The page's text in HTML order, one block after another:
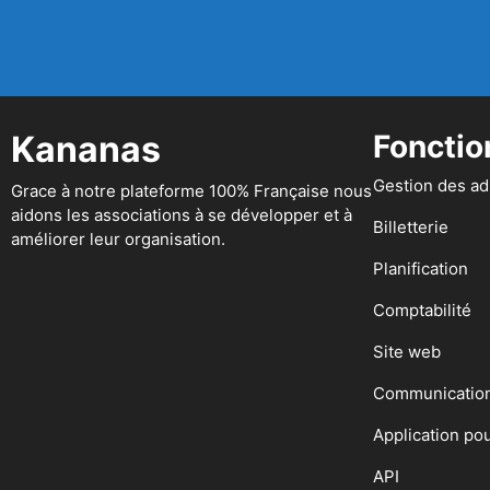
Kananas
Grace à notre plateforme 100% Française nous
aidons les associations à se développer et à
améliorer leur organisation.
Gestion des
Billetterie
Planification
Comptabilité
Site web
Application
API